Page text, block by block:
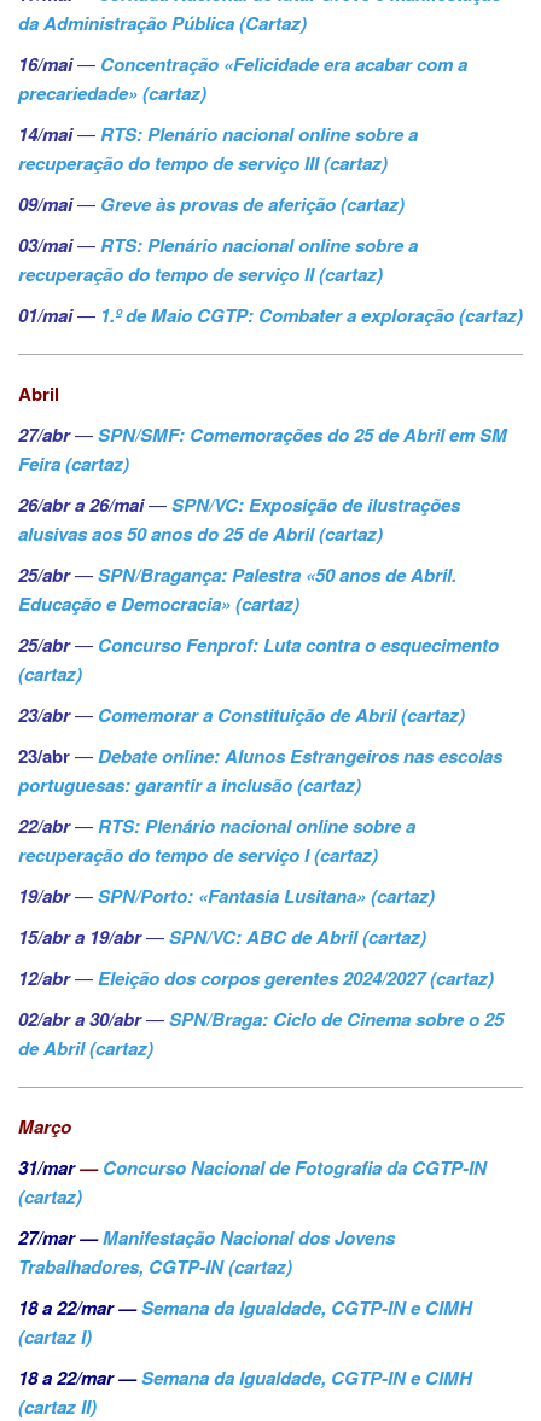
da Administração Pública (Cartaz)
16/mai— Concentração «Felicidade era acabar com a
precariedade» (cartaz)
14/mai—RTS: Plenário nacional online sobre a
recuperação do tempo de serviço III (cartaz)
09/mai— Greve às provas de aferição (cartaz)
03/mai—RTS: Plenário nacional online sobre a
recuperação do tempo de serviço II (cartaz)
01/mai— 1.º de Maio CGTP: Combater a exploração (cartaz)
Abril
27/abr—SPN/SMF: Comemorações do 25 de Abril em SM
Feira (cartaz)
26/abr a 26/mai—SPN/VC: Exposição de ilustrações
alusivas aos 50 anos do 25 de Abril (cartaz)
25/abr—SPN/Bragança: Palestra «50 anos de Abril.
Educação e Democracia» (cartaz)
25/abr— Concurso Fenprof: Luta contra o esquecimento
(cartaz)
23/abr— Comemorar a Constituição de Abril (cartaz)
23/abr—Debate online: Alunos Estrangeiros nas escolas
portuguesas: garantir a inclusão (cartaz)
22/abr—RTS: Plenário nacional online sobre a
recuperação do tempo de serviço I (cartaz)
19/abr—SPN/Porto: «Fantasia Lusitana» (cartaz)
15/abr a 19/abr—SPN/VC: ABC de Abril (cartaz)
12/abr—Eleição dos corpos gerentes 2024/2027 (cartaz)
02/abr a 30/abr—SPN/Braga: Ciclo de Cinema sobre o 25
de Abril (cartaz)
Março
31/mar—Concurso Nacional de Fotografia da CGTP-IN
(cartaz)
27/mar —Manifestação Nacional dos Jovens
Trabalhadores, CGTP-IN (cartaz)
18 a 22/mar —Semana da Igualdade, CGTP-IN e CIMH
(cartaz I)
18 a 22/mar —Semana da Igualdade, CGTP-IN e CIMH
(cartaz II)